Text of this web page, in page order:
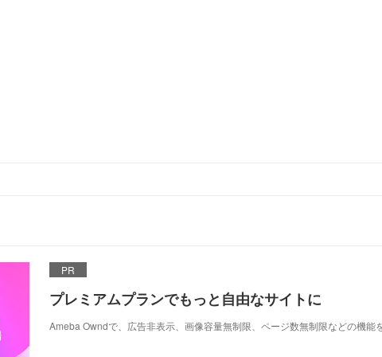
PR
プレミアムプランでもっと自由なサイトに
Ameba Owndで、広告非表示、画像容量無制限、ページ数無制限などの機能